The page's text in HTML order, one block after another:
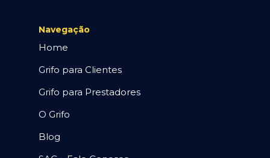
Navegação
Home
Grifo para Clientes
Grifo para Prestadores
O Grifo
Blog